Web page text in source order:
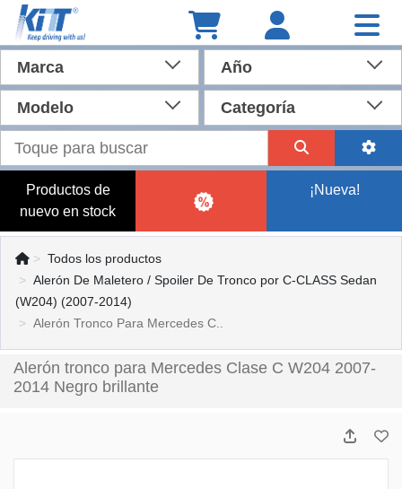
Marca Año
Modelo Categoría
Productos de
nuevo en stock
¡Nueva!
Todos los productos
Alerón De Maletero / Spoiler De Tronco por C-CLASS Sedan
(W204) (2007-2014)
Alerón Tronco Para Mercedes C..
Alerón tronco para Mercedes Clase C W204 2007-
2014 Negro brillante